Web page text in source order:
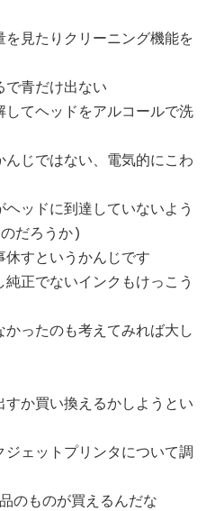
を見たりクリーニング機能を
で青だけ出ない
してヘッドをアルコールで洗
んじではない、電気的にこわ
ッドに到達していないよう
だろうか)
休すというかんじです
正でないインクもけっこう
かったのも考えてみれば大し
すか買い換えるかしようとい
ェットプリンタについて調
のものが買えるんだな